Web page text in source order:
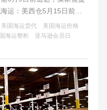
运：美西仓5月15日前、
普船组合保障时效，搭配
障与实时追踪，助力卖家
美国海运货代
美国海运价格
海运整柜
亚马逊会员日